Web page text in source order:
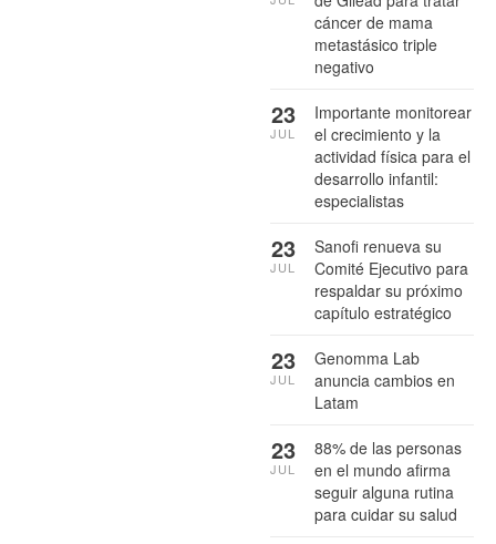
cáncer de mama
metastásico triple
negativo
Importante monitorear
el crecimiento y la
actividad física para el
desarrollo infantil:
especialistas
23
JUL
Sanofi renueva su
Comité Ejecutivo para
respaldar su próximo
capítulo estratégico
23
JUL
Genomma Lab
anuncia cambios en
Latam
23
JUL
88% de las personas
en el mundo afirma
seguir alguna rutina
para cuidar su salud
23
JUL